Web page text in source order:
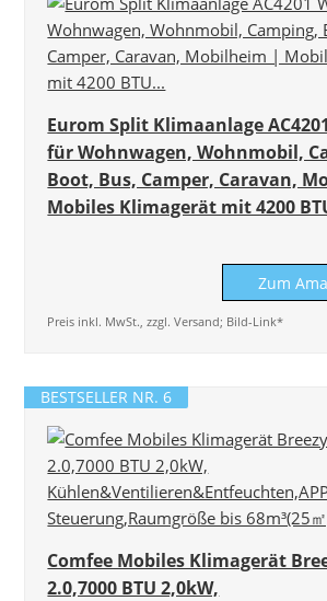
Eurom Split Klimaanlage
für Wohnwagen, Wohnmobil,
Boot, Bus, Camper, Caravan,
Mobiles Klimagerät mit 4200
Zum
Preis inkl. MwSt., zzgl. Versand; Bild-Link*
BESTSELLER NR. 6
Comfee Mobiles Klimagerät
2.0,7000 BTU 2,0kW,